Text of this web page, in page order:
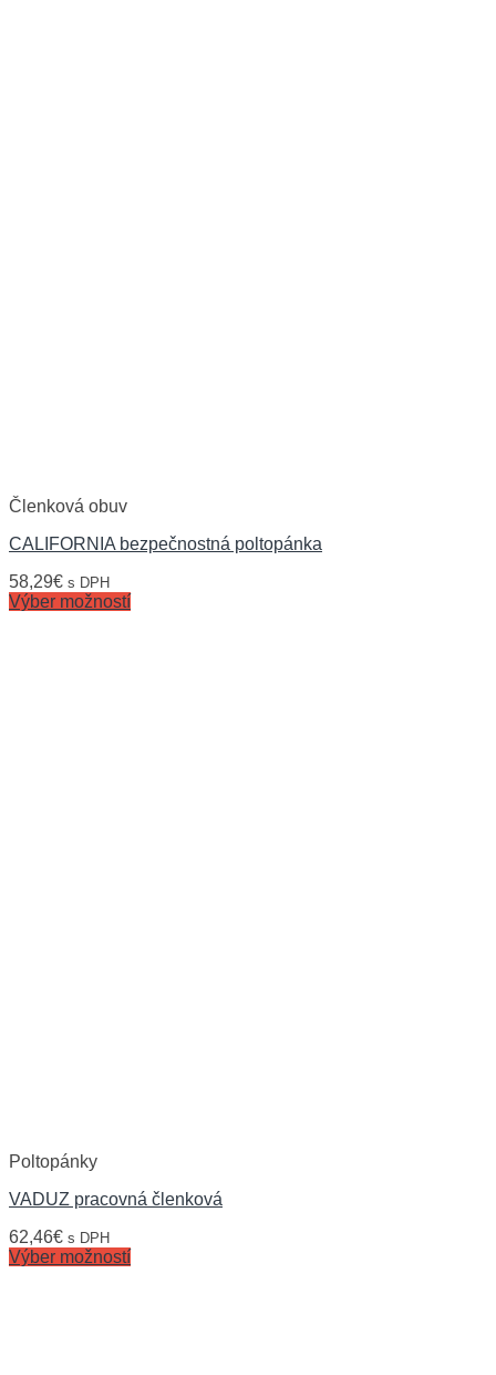
Členková obuv
CALIFORNIA bezpečnostná poltopánka
58,29€ s DPH
Výber možností
Poltopánky
VADUZ pracovná členková
62,46€ s DPH
Výber možností